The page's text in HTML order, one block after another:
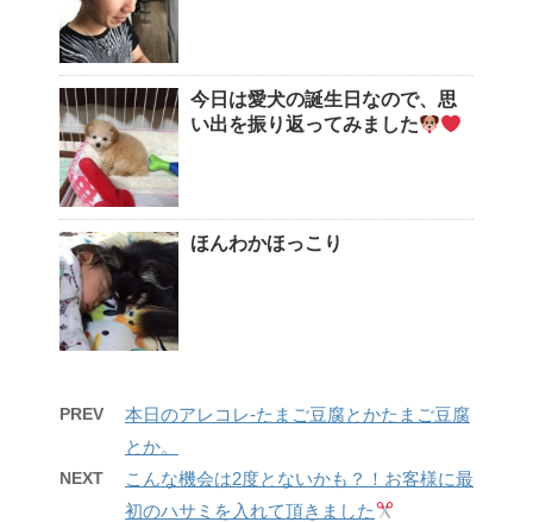
今日は愛犬の誕生日なので、思
い出を振り返ってみました
ほんわかほっこり
PREV
本日のアレコレ-たまご豆腐とかたまご豆腐
とか。
NEXT
こんな機会は2度とないかも？！お客様に最
初のハサミを入れて頂きました